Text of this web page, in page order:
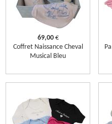
69,00€
Coffret Naissance Cheval
Musical Bleu